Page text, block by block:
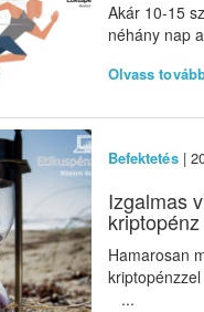
Akár 10-15
néhány nap
Olvass
Befektetés|
Izgalmas
Hamarosan
...